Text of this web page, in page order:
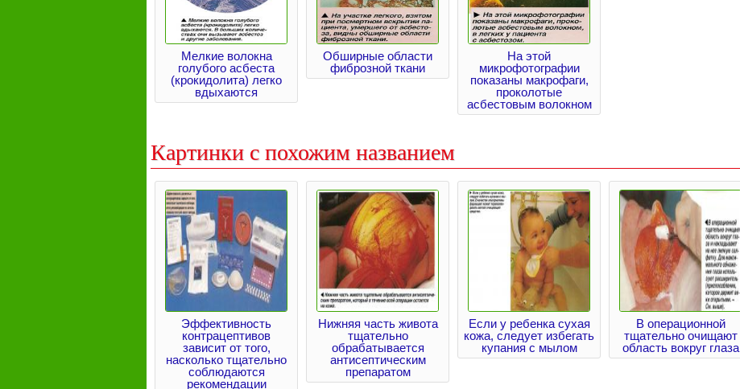
Мелкие волокна
голубого асбеста
(крокидолита) легко
вдыхаются
Обширные области
фиброзной ткани
На этой
микрофотографии
показаны макрофаги,
проколотые
асбестовым волокном
Картинки с похожим названием
Эффективность
контрацептивов
зависит от того,
насколько тщательно
соблюдаются
рекомендации
Нижняя часть живота
тщательно
обрабатывается
антисептическим
препаратом
Если у ребенка сухая
кожа, следует избегать
купания с мылом
В операционной
тщательно очищают
область вокруг глаза